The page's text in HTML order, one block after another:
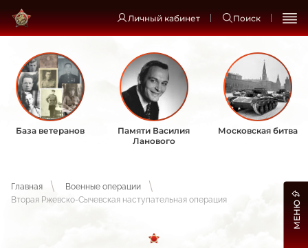
Личный кабинет Поиск
База ветеранов
Памяти Василия
Ланового
Московская битва
Главная
Военные операции
Вторая Ржевско-Сычевская наступательная операция
МЕНЮ